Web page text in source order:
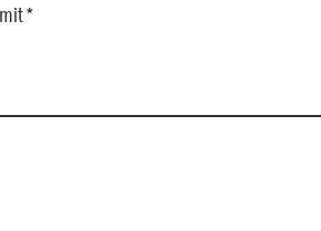
*